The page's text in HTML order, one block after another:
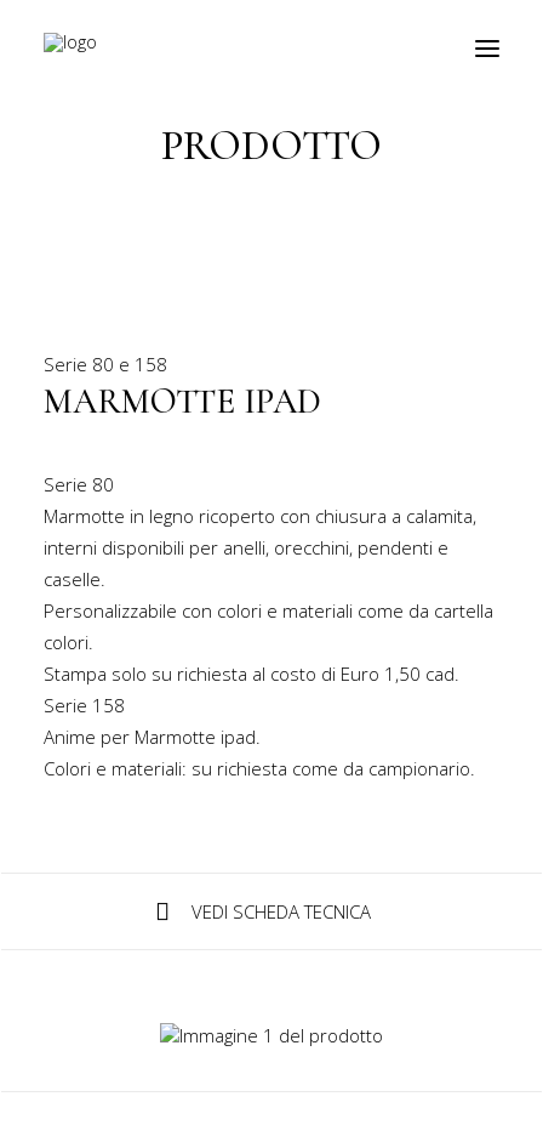
contatti
Ricerca
prodotti
IT
Login / Register
PRODOTTO
Serie 80 e 158
MARMOTTE IPAD
Serie 80
Marmotte in legno ricoperto con chiusura a calamita,
interni disponibili per anelli, orecchini, pendenti e
caselle.
Personalizzabile con colori e materiali come da cartella
colori.
Stampa solo su richiesta al costo di Euro 1,50 cad.
Serie 158
Anime per Marmotte ipad.
Colori e materiali: su richiesta come da campionario.
VEDI SCHEDA TECNICA